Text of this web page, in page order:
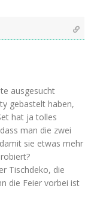
ausgesucht
gebastelt haben,
hat ja tolles
man die zwei
sie etwas mehr
Tischdeko, die
die Feier vorbei ist